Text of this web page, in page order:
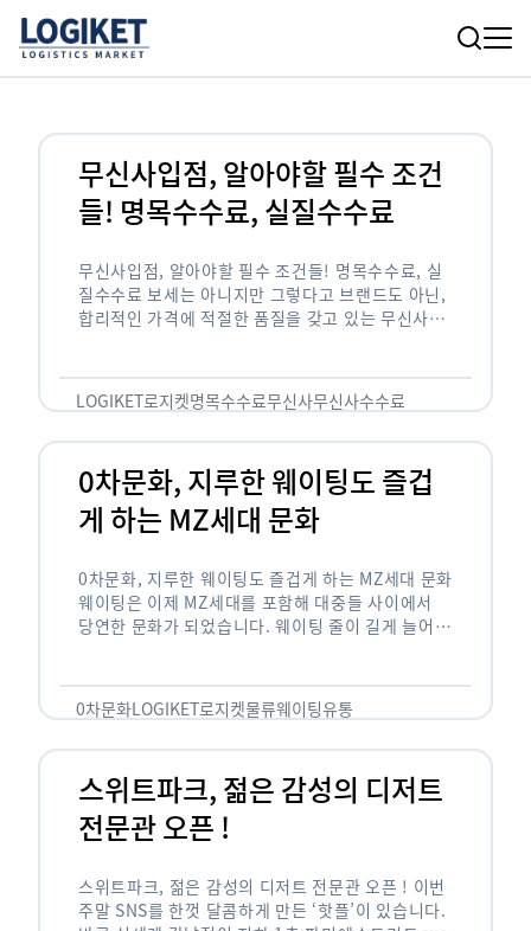
무신사입점, 알아야할 필수 조건
들! 명목수수료, 실질수수료
무신사입점, 알아야할 필수 조건들! 명목수수료, 실
질수수료 보세는 아니지만 그렇다고 브랜드도 아닌,
합리적인 가격에 적절한 품질을 갖고 있는 무신사!
LOGIKET로지켓명목수수료무신사무신사수수료
0차문화, 지루한 웨이팅도 즐겁
게 하는 MZ세대 문화
0차문화, 지루한 웨이팅도 즐겁게 하는 MZ세대 문화
웨이팅은 이제 MZ세대를 포함해 대중들 사이에서
당연한 문화가 되었습니다. 웨이팅 줄이 길게 늘어서
0차문화LOGIKET로지켓물류웨이팅유통
스위트파크, 젊은 감성의 디저트
전문관 오픈 !
스위트파크, 젊은 감성의 디저트 전문관 오픈 ! 이번
주말 SNS를 한껏 달콤하게 만든 ‘핫플’이 있습니다.